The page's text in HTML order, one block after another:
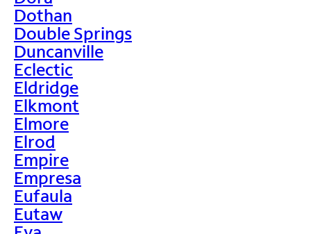
Dothan
Double Springs
Duncanville
Eclectic
Eldridge
Elkmont
Elmore
Elrod
Empire
Empresa
Eufaula
Eutaw